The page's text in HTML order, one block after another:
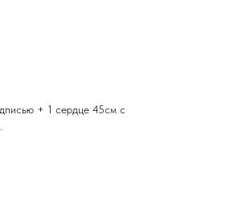
+ 1 сердце 45см с